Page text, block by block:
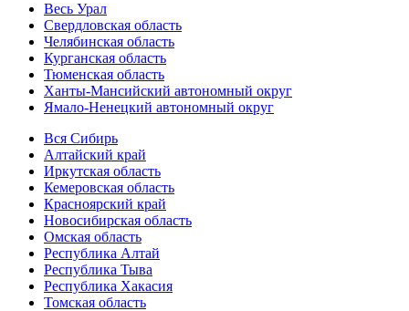
Весь Урал
Свердловская область
Челябинская область
Курганская область
Тюменская область
Ханты-Мансийский автономный округ
Ямало-Ненецкий автономный округ
Вся Сибирь
Алтайский край
Иркутская область
Кемеровская область
Красноярский край
Новосибирская область
Омская область
Республика Алтай
Республика Тыва
Республика Хакасия
Томская область